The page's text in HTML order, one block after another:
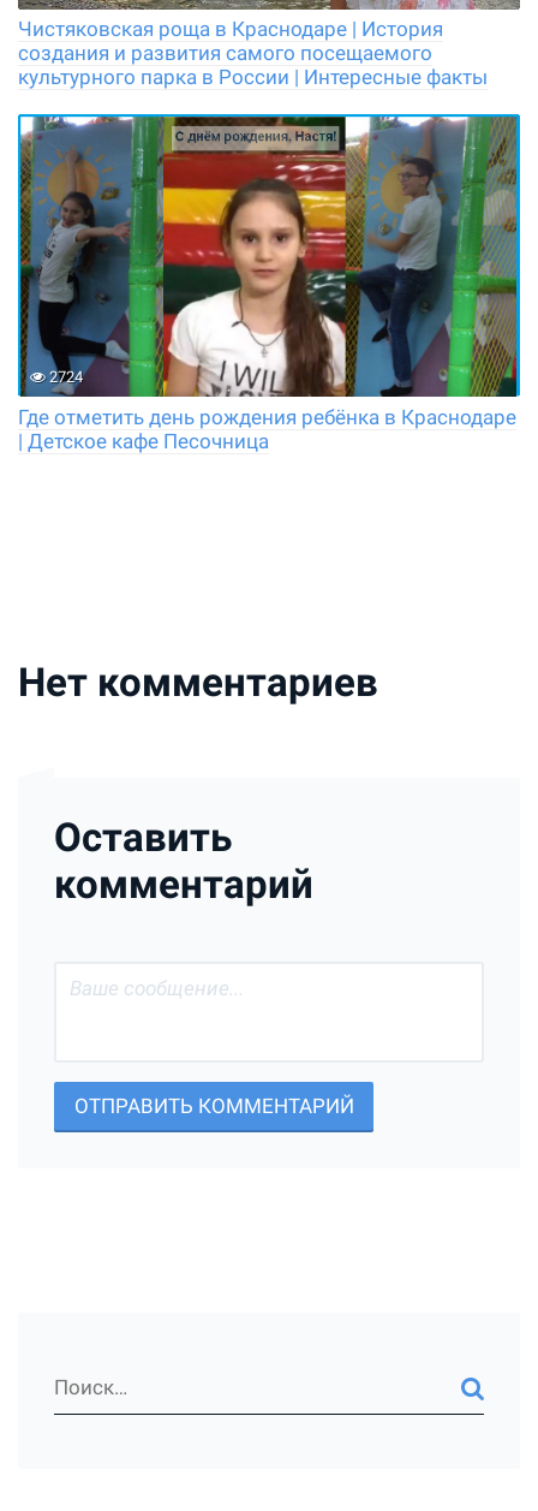
Чистяковская роща в Краснодаре | История
создания и развития самого посещаемого
культурного парка в России | Интересные факты
2724
Где отметить день рождения ребёнка в Краснодаре
| Детское кафе Песочница
Нет комментариев
Оставить
комментарий
ОТПРАВИТЬ КОММЕНТАРИЙ